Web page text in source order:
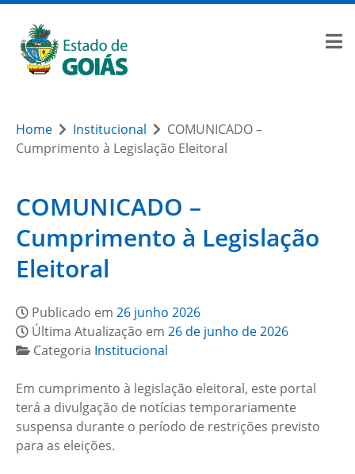
Home Institucional
COMUNICADO –
Cumprimento à Legislação Eleitoral
COMUNICADO –
Cumprimento à Legislação
Eleitoral
Publicado em 26 junho 2026
Última Atualização em 26 de junho de 2026
Categoria Institucional
Em cumprimento à legislação eleitoral, este portal
terá a divulgação de notícias temporariamente
suspensa durante o período de restrições previsto
para as eleições.